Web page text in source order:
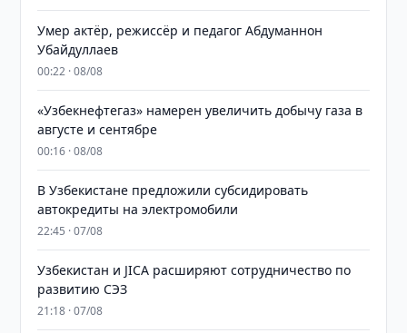
Умер актёр, режиссёр и педагог Абдуманнон
Убайдуллаев
00:22 · 08/08
«Узбекнефтегаз» намерен увеличить добычу газа в
августе и сентябре
00:16 · 08/08
В Узбекистане предложили субсидировать
автокредиты на электромобили
22:45 · 07/08
Узбекистан и JICA расширяют сотрудничество по
развитию СЭЗ
21:18 · 07/08